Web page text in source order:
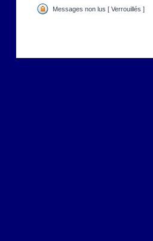
Messages non lus [ Verrouillés ]